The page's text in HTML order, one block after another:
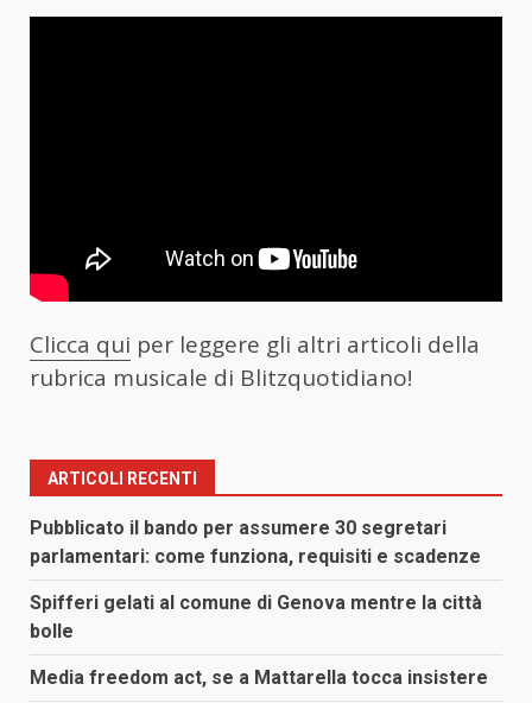
Clicca qui per leggere gli altri articoli della
rubrica musicale di Blitzquotidiano!
ARTICOLI RECENTI
Pubblicato il bando per assumere 30 segretari
parlamentari: come funziona, requisiti e scadenze
Spifferi gelati al comune di Genova mentre la città
bolle
Media freedom act, se a Mattarella tocca insistere